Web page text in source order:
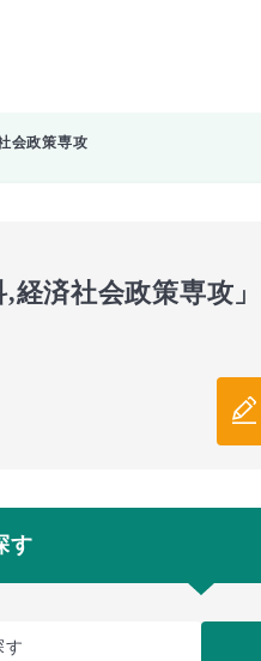
会政策専攻
,経済社会政策専攻
す
す